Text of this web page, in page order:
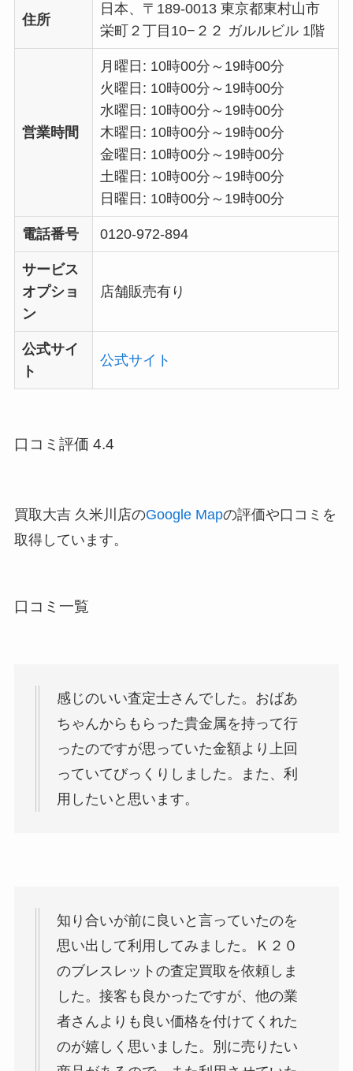
住所
日本、〒189-0013 東京都東村山市
栄町２丁目10−２２ ガルルビル 1階
営業時間
月曜日: 10時00分～19時00分
火曜日: 10時00分～19時00分
水曜日: 10時00分～19時00分
木曜日: 10時00分～19時00分
金曜日: 10時00分～19時00分
土曜日: 10時00分～19時00分
日曜日: 10時00分～19時00分
電話番号 0120-972-894
サービス
オプショ
ン
店舗販売有り
公式サイ
ト
公式サイト
口コミ評価 4.4
買取大吉 久米川店のGoogle Mapの評価や口コミを
取得しています。
口コミ一覧
感じのいい査定士さんでした。おばあ
ちゃんからもらった貴金属を持って行
ったのですが思っていた金額より上回
っていてびっくりしました。また、利
用したいと思います。
知り合いが前に良いと言っていたのを
思い出して利用してみました。Ｋ２０
のブレスレットの査定買取を依頼しま
した。接客も良かったですが、他の業
者さんよりも良い価格を付けてくれた
のが嬉しく思いました。別に売りたい